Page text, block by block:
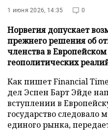
1 июня 2026, 14:35 0
Норвегия допускает
прежнего решения об
членства в
геополитических
Как пишет Financial
дел Эспен Барт Эйде
вступлении в
государство следовало
единого рынка,